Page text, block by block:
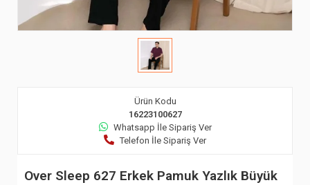
Ürün Kodu
16223100627
Whatsapp İle Sipariş Ver
Telefon İle Sipariş Ver
Over Sleep 627 Erkek Pamuk Yazlık Büyük